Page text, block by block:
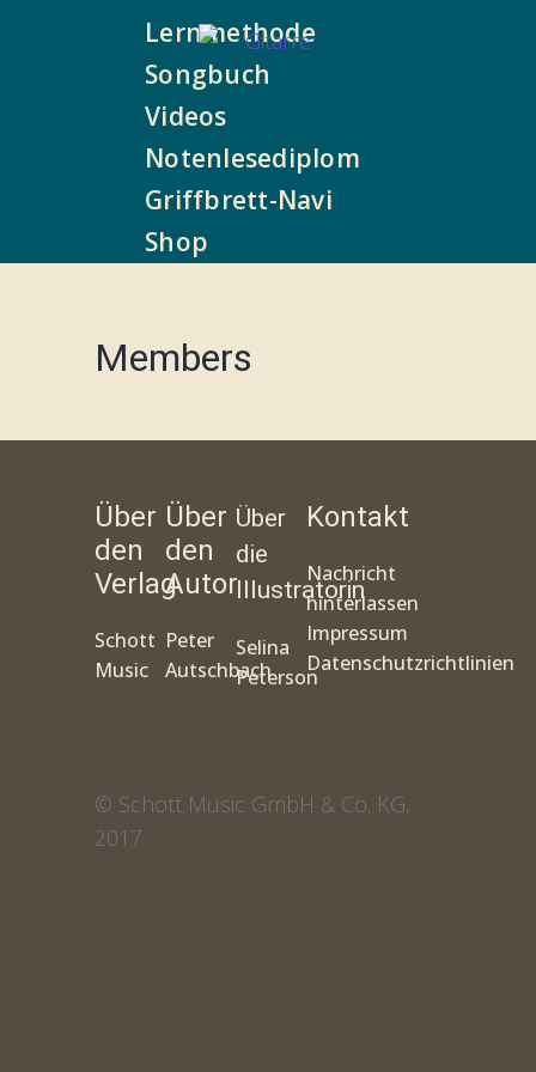
Lernmethode
Songbuch
Videos
Notenlesediplom
Griffbrett-Navi
Shop
Members
Über
den
Verlag
Schott
Music
Über
den
Autor
Peter
Autschbach
Über
die
Illustratorin
Selina
Peterson
Kontakt
Nachricht
hinterlassen
Impressum
Datenschutzrichtlinien
© Schott Music GmbH & Co. KG,
2017